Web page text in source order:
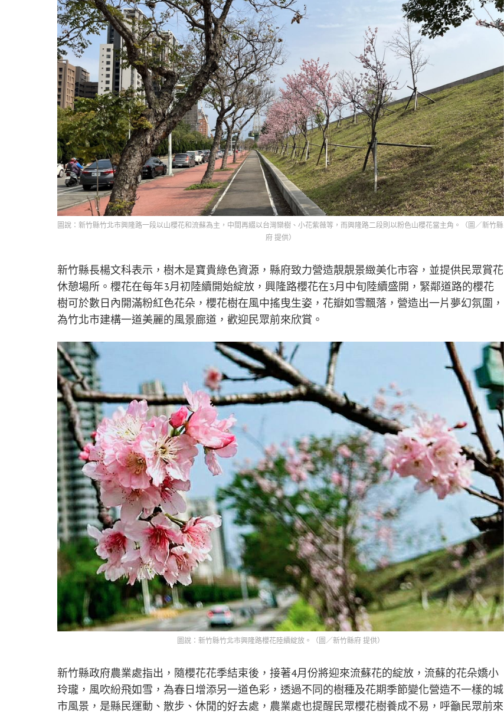
圖說：新竹縣竹北市興隆路一段以山櫻花和流蘇為主，中間再綴以台灣欒樹、小花紫薇等，而興隆路二段則以粉色山櫻花當主角。（圖／新竹縣
府 提供）
新竹縣長楊文科表示，樹木是寶貴綠色資源，縣府致力營造靚靚景緻美化市容，並提供民眾賞花
休憩場所。櫻花在每年3月初陸續開始綻放，興隆路櫻花在3月中旬陸續盛開，緊鄰道路的櫻花
樹可於數日內開滿粉紅色花朵，櫻花樹在風中搖曳生姿，花瓣如雪飄落，營造出一片夢幻氛圍，
為竹北市建構一道美麗的風景廊道，歡迎民眾前來欣賞。
圖說：新竹縣竹北市興隆路櫻花陸續綻放。（圖／新竹縣府 提供）
新竹縣政府農業處指出，隨櫻花花季結束後，接著4月份將迎來流蘇花的綻放，流蘇的花朵嬌小
玲瓏，風吹紛飛如雪，為春日增添另一道色彩，透過不同的樹種及花期季節變化營造不一樣的城
市風景，是縣民運動、散步、休閒的好去處，農業處也提醒民眾櫻花樹養成不易，呼籲民眾前來